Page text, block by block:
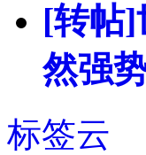
[转帖]
然强
标签云